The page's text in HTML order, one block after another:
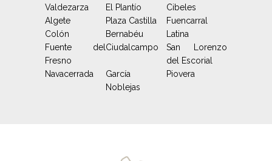
Valdezarza El Plantío
Cibeles
Algete
Plaza Castilla
Fuencarral
Colón
Bernabéu
Latina
Fuente del
Fresno
Ciudalcampo
San Lorenzo
del Escorial
Navacerrada
García
Noblejas
Piovera